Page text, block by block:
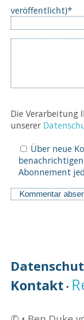
veröffentlicht)*
Die Verarbeitung
unserer
Über neue
Abonnement
Kontakt •